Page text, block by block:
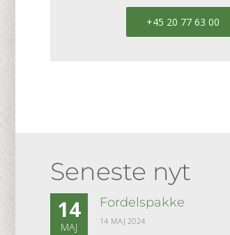
+45 20 77 63 00
Seneste nyt
14
MAJ
Fordelspakke
14 MAJ 2024